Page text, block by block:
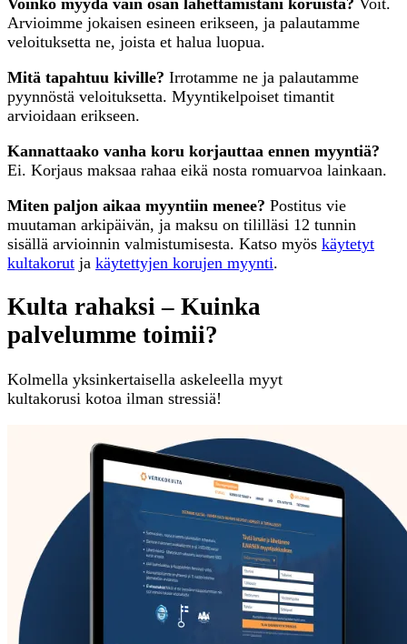
Arvioimme jokaisen esineen erikseen, ja palautamme
veloituksetta ne, joista et halua luopua.
Mitä tapahtuu kiville? Irrotamme ne ja palautamme
pyynnöstä veloituksetta. Myyntikelpoiset timantit
arvioidaan erikseen.
Kannattaako vanha koru korjauttaa ennen myyntiä?
Ei. Korjaus maksaa rahaa eikä nosta romuarvoa lainkaan.
Miten paljon aikaa myyntiin menee? Postitus vie
muutaman arkipäivän, ja maksu on tililläsi 12 tunnin
sisällä arvioinnin valmistumisesta. Katso myös käytetyt
kultakorut ja käytettyjen korujen myynti.
Kulta rahaksi – Kuinka
palvelumme toimii?
Kolmella yksinkertaisella askeleella myyt
kultakorusi kotoa ilman stressiä!